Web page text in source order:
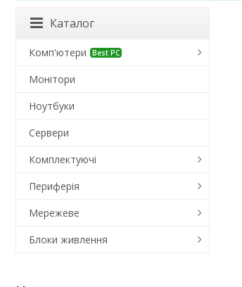
Каталог
Комп'ютери Best PC
Монітори
Ноутбуки
Сервери
Комплектуючі
Периферія
Мережеве
Блоки живлення